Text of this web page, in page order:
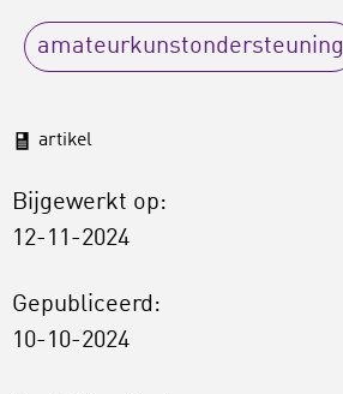
amateurkunstondersteuning
artikel
Bijgewerkt op:
12-11-2024
Gepubliceerd:
10-10-2024